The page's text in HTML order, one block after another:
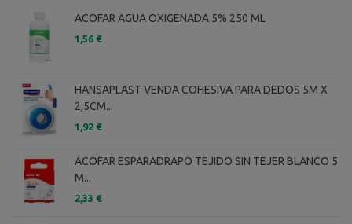
ACOFAR AGUA OXIGENADA 5% 250 ML
1,56 €
HANSAPLAST VENDA COHESIVA PARA DEDOS 5M X
2,5CM...
1,92 €
ACOFAR ESPARADRAPO TEJIDO SIN TEJER BLANCO 5
M...
2,33 €